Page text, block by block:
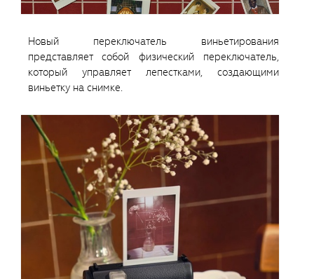
Новый переключатель виньетирования
представляет собой физический переключатель,
который управляет лепестками, создающими
виньетку на снимке.